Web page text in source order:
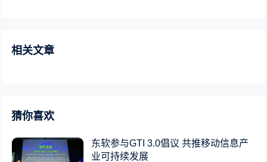
相关文章
猜你喜欢
东软参与GTI 3.0倡议 共推移动信息产
业可持续发展